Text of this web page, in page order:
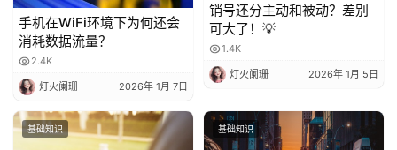
手机在WiFi环境下为何还会
消耗数据流量？
2.4K
灯火阑珊 2026年 1月 7日
销号还分主动和被动？差别
可大了！💡
1.4K
灯火阑珊 2026年 1月 5日
基础知识 基础知识